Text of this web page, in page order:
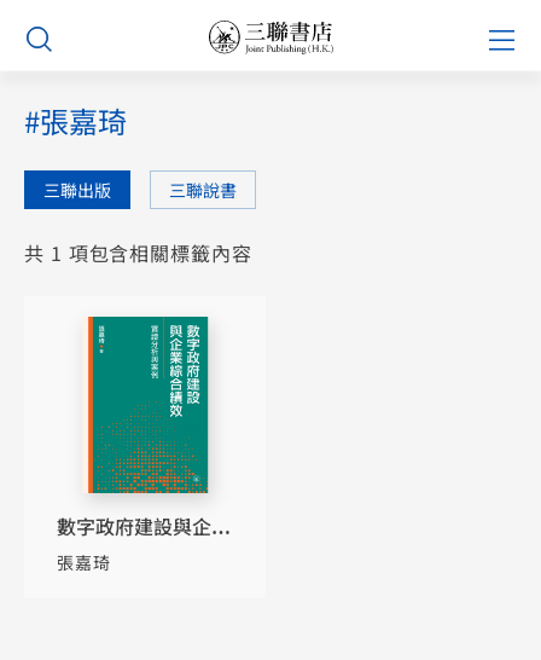
Skip
#張嘉琦
三聯出版 三聯說書
共 1 項包含相關標籤內容
數字政府建設與企業
綜合績效：實證分析
張嘉琦